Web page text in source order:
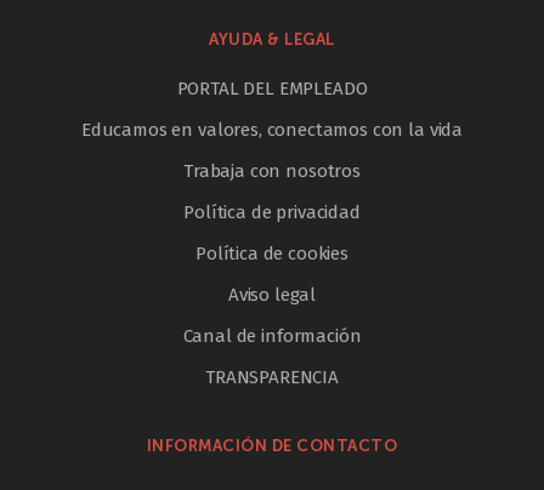
AYUDA & LEGAL
PORTAL DEL EMPLEADO
Educamos en valores, conectamos con la vida
Trabaja con nosotros
Política de privacidad
Política de cookies
Aviso legal
Canal de información
TRANSPARENCIA
INFORMACIÓN DE CONTACTO